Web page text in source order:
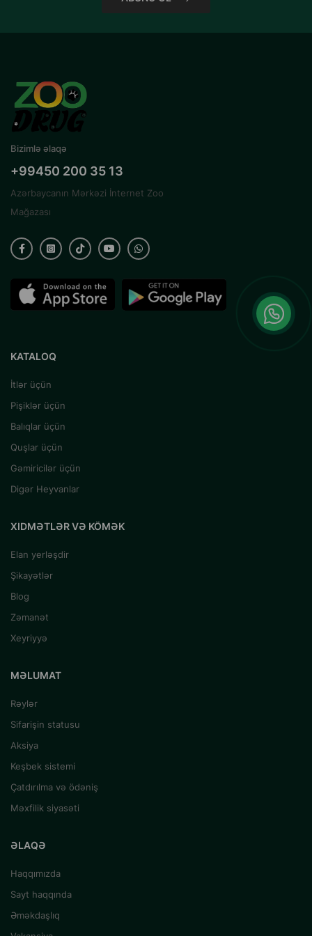
Bizimlə əlaqə
+99450 200 35 13
Azərbaycanın Mərkəzi İnternet Zoo
Mağazası
KATALOQ
İtlər üçün
Pişiklər üçün
Balıqlar üçün
Quşlar üçün
Gəmiricilər üçün
Digər Heyvanlar
XIDMƏTLƏR VƏ KÖMƏK
Elan yerləşdir
Şikayətlər
Blog
Zəmanət
Xeyriyyə
MƏLUMAT
Rəylər
Sifarişin statusu
Aksiya
Keşbek sistemi
Çatdırılma və ödəniş
Məxfilik siyasəti
ƏLAQƏ
Haqqımızda
Sayt haqqında
Əməkdaşlıq